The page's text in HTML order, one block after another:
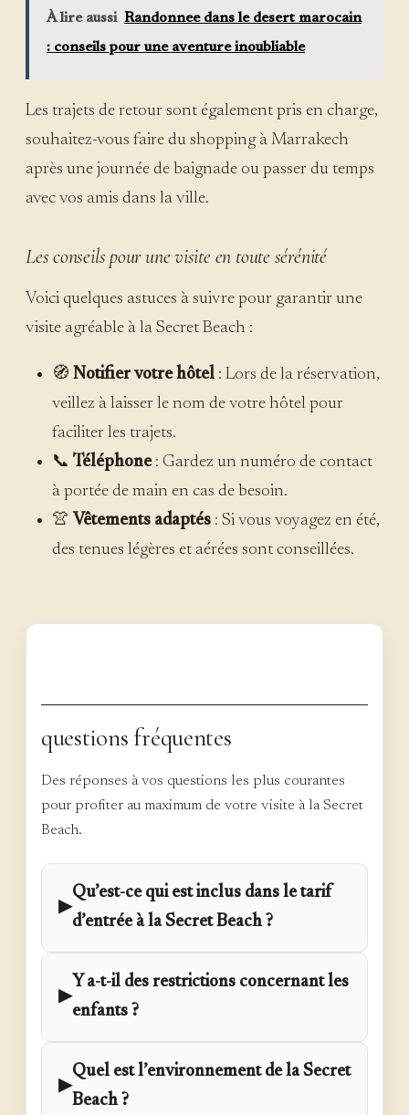
À lire aussi Randonnee dans le desert marocain
: conseils pour une aventure inoubliable
Les trajets de retour sont également pris en charge,
souhaitez-vous faire du shopping à Marrakech
après une journée de baignade ou passer du temps
avec vos amis dans la ville.
Les conseils pour une visite en toute sérénité
Voici quelques astuces à suivre pour garantir une
visite agréable à la Secret Beach :
🧭 Notifier votre hôtel: Lors de la réservation,
veillez à laisser le nom de votre hôtel pour
faciliter les trajets.
📞 Téléphone: Gardez un numéro de contact
à portée de main en cas de besoin.
👚 Vêtements adaptés: Si vous voyagez en été,
des tenues légères et aérées sont conseillées.
questions fréquentes
Des réponses à vos questions les plus courantes
pour profiter au maximum de votre visite à la Secret
Beach.
▶
Qu’est-ce qui est inclus dans le tarif
d’entrée à la Secret Beach ?
▶
Y a-t-il des restrictions concernant les
enfants ?
▶
Quel est l’environnement de la Secret
Beach ?